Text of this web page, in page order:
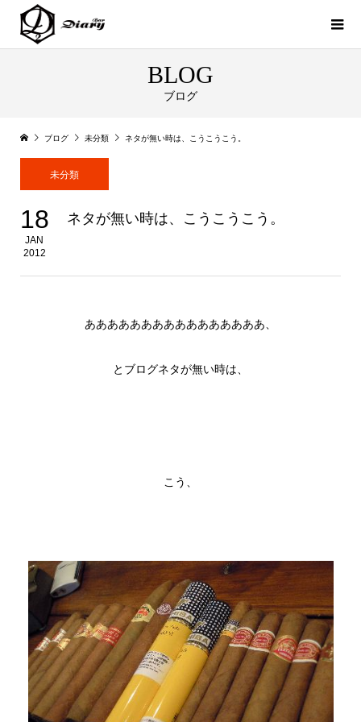
BLOG
ブログ
ブログ 未分類 ネタが無い時は、こうこうこう。
未分類
18
JAN
2012
ネタが無い時は、こうこうこう。
ああああああああああああああああ、
とブログネタが無い時は、
こう、